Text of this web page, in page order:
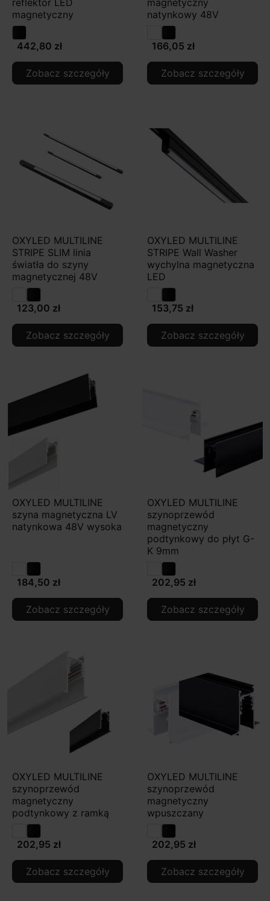
magnetyczny
442,80 zł
Zobacz szczegóły
natynkowy 48V
166,05 zł
Zobacz szczegóły
OXYLED MULTILINE
STRIPE SLIM linia
światła do szyny
magnetycznej 48V
123,00 zł
Zobacz szczegóły
OXYLED MULTILINE
STRIPE Wall Washer
wychylna magnetyczna
LED
153,75 zł
Zobacz szczegóły
OXYLED MULTILINE
szyna magnetyczna LV
natynkowa 48V wysoka
184,50 zł
Zobacz szczegóły
OXYLED MULTILINE
szynoprzewód
magnetyczny
podtynkowy do płyt G-
K 9mm
202,95 zł
Zobacz szczegóły
OXYLED MULTILINE
szynoprzewód
magnetyczny
podtynkowy z ramką
202,95 zł
Zobacz szczegóły
OXYLED MULTILINE
szynoprzewód
magnetyczny
wpuszczany
202,95 zł
Zobacz szczegóły